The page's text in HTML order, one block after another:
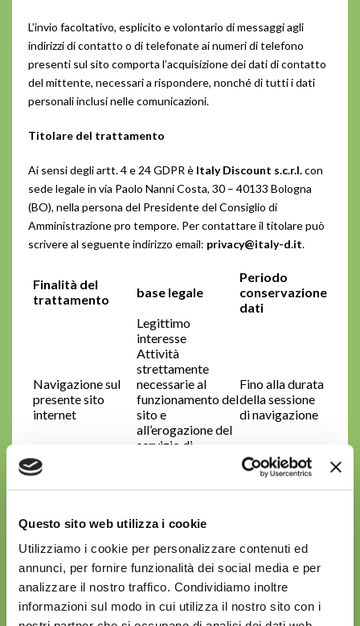
Questo sito web utilizza i cookie
Utilizziamo i cookie per personalizzare contenuti ed
annunci, per fornire funzionalità dei social media e per
analizzare il nostro traffico. Condividiamo inoltre
informazioni sul modo in cui utilizza il nostro sito con i
L’invio facoltativo, esplicito e volontario di messaggi agli
indirizzi di contatto o di telefonate ai numeri di telefono
presenti sul sito comporta l’acquisizione dei dati di contatto
del mittente, necessari a rispondere, nonché di tutti i dati
personali inclusi nelle comunicazioni.
Titolare del trattamento
Ai sensi degli artt. 4 e 24 GDPR è Italy Discount s.c.r.l.con
sede legale in via Paolo Nanni Costa, 30 – 40133 Bologna
(BO), nella persona del Presidente del Consiglio di
Amministrazione pro tempore. Per contattare il titolare può
scrivere al seguente indirizzo email: privacy@italy-d.it.
Finalità del
trattamento
base legale
Periodo
conservazione
dati
Navigazione sul
presente sito
internet
Legittimo
interesse
Attività
strettamente
necessarie al
funzionamento del
sito e
all’erogazione del
servizio di
Fino alla durata
della sessione
di navigazione
Installazione di
che richiedono il
Eventuale richiesta
di contatto o
richiesta
scrivendo agli
Esecuzione di
misure
precontrattuali
adottate su
3 anni